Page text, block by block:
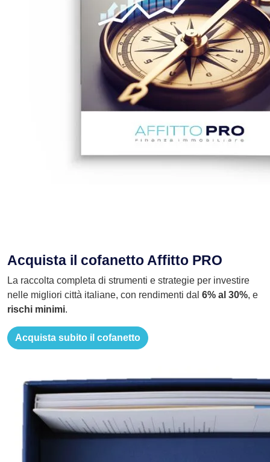
Acquista il cofanetto Affitto PRO
La raccolta completa di strumenti e strategie per investire
nelle migliori città italiane, con rendimenti dal 6% al 30%, e
rischi minimi.
Acquista subito il cofanetto